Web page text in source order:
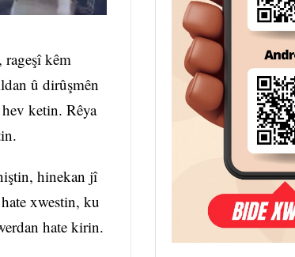
kêm
û dirûşmên
ketin. Rêya
hinekan jî
xwestin, ku
hate kirin.